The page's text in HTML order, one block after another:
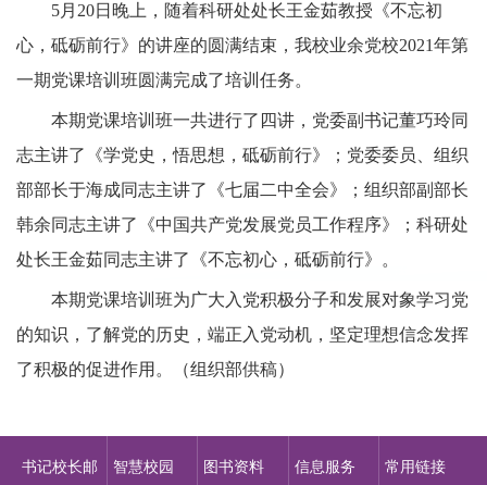
5月20日晚上，随着科研处处长王金茹教授《不忘初
心，砥砺前行》的讲座的圆满结束，我校业余党校2021年第
一期党课培训班圆满完成了培训任务。
本期党课培训班一共进行了四讲，党委副书记董巧玲同
志主讲了《学党史，悟思想，砥砺前行》；党委委员、组织
部部长于海成同志主讲了《七届二中全会》；组织部副部长
韩余同志主讲了《中国共产党发展党员工作程序》；科研处
处长王金茹同志主讲了《不忘初心，砥砺前行》。
本期党课培训班为广大入党积极分子和发展对象学习党
的知识，了解党的历史，端正入党动机，坚定理想信念发挥
了积极的促进作用。（组织部供稿）
书记校长邮 智慧校园 图书资料 信息服务 常用链接